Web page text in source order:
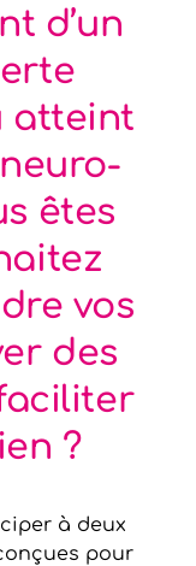
d’un
atteint
êtes
vos
des
?
à deux
pour